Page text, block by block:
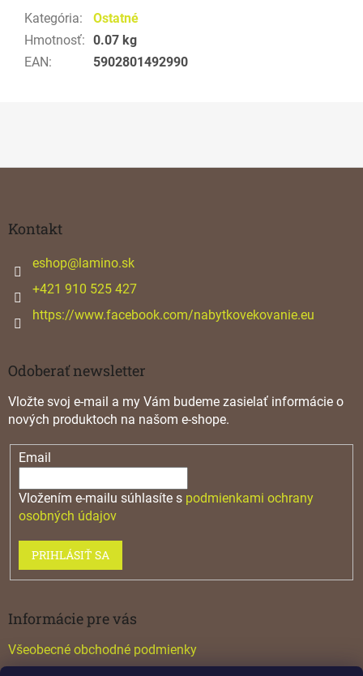
Kategória:
Ostatné
Hmotnosť: 0.07 kg
EAN: 5902801492990
Kontakt
eshop@lamino.sk
+421 910 525 427
https://www.facebook.com/nabytkovekovanie.eu
Odoberať newsletter
Vložte svoj e-mail a my Vám budeme zasielať informácie o
nových produktoch na našom e-shope.
Email
Vložením e-mailu súhlasíte s podmienkami ochrany
osobných údajov
PRIHLÁSIŤ SA
Informácie pre vás
Všeobecné obchodné podmienky